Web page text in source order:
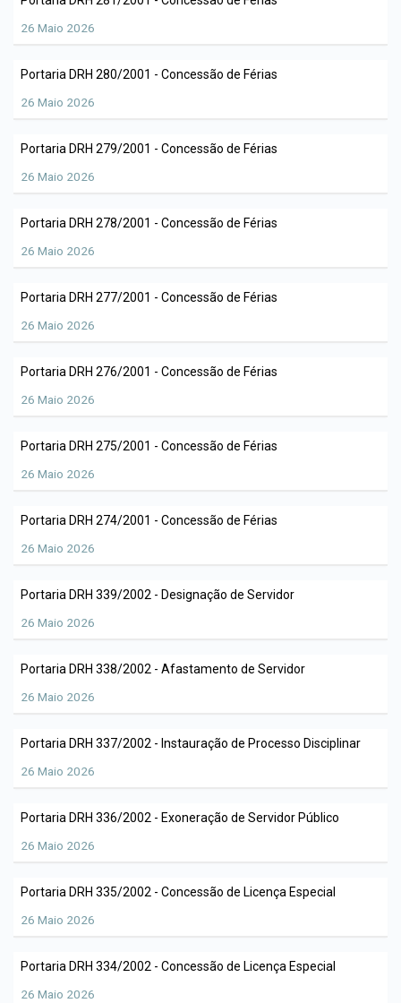
Hino Oficial
Secretaria de Obras
26 Maio 2026
Portaria DRH 280/2001 - Concessão de Férias
26 Maio 2026
Portaria DRH 279/2001 - Concessão de Férias
26 Maio 2026
Portaria DRH 278/2001 - Concessão de Férias
26 Maio 2026
Portaria DRH 277/2001 - Concessão de Férias
26 Maio 2026
Portaria DRH 276/2001 - Concessão de Férias
26 Maio 2026
Portaria DRH 275/2001 - Concessão de Férias
26 Maio 2026
Portaria DRH 274/2001 - Concessão de Férias
26 Maio 2026
Portaria DRH 339/2002 - Designação de Servidor
26 Maio 2026
Portaria DRH 338/2002 - Afastamento de Servidor
26 Maio 2026
Portaria DRH 337/2002 - Instauração de Processo Disciplinar
26 Maio 2026
Portaria DRH 336/2002 - Exoneração de Servidor Público
26 Maio 2026
Portaria DRH 335/2002 - Concessão de Licença Especial
26 Maio 2026
Portaria DRH 334/2002 - Concessão de Licença Especial
26 Maio 2026